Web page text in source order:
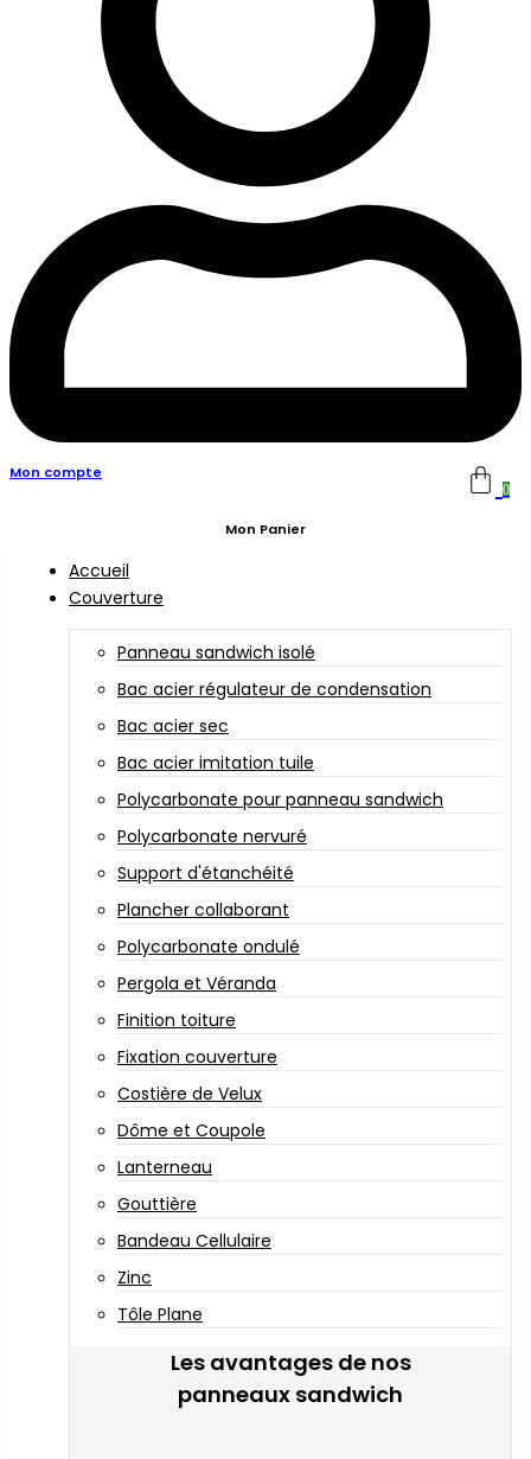
Mon compte
0
Mon Panier
Accueil
Couverture
Panneau sandwich isolé
Bac acier régulateur de condensation
Bac acier sec
Bac acier imitation tuile
Polycarbonate pour panneau sandwich
Polycarbonate nervuré
Support d'étanchéité
Plancher collaborant
Polycarbonate ondulé
Pergola et Véranda
Finition toiture
Fixation couverture
Costière de Velux
Dôme et Coupole
Lanterneau
Gouttière
Bandeau Cellulaire
Zinc
Tôle Plane
Les avantages de nos
panneaux sandwich